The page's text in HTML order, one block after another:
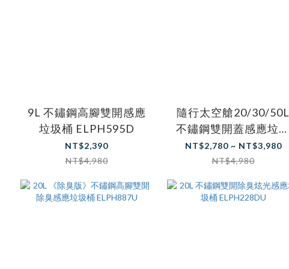
9L 不鏽鋼高腳雙開感應
垃圾桶 ELPH595D
NT$2,390
NT$4,980
隨行太空艙20/30/50L
不鏽鋼雙開蓋感應垃圾
桶
NT$2,780 ~ NT$3,980
NT$4,980